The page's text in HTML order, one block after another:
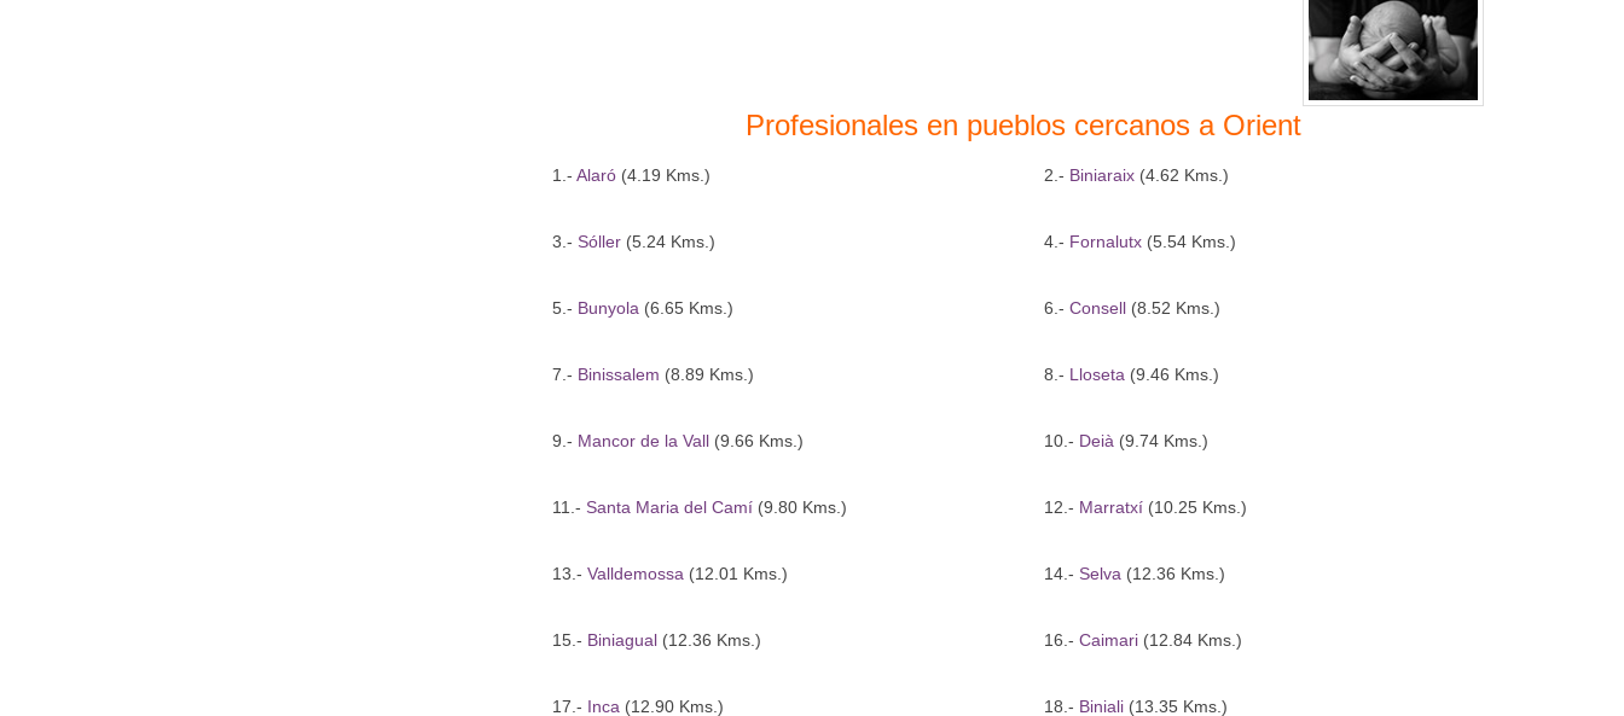
Profesionales en pueblos cercanos a Orient
1.- Alaró(4.19 Kms.) 2.- Biniaraix (4.62 Kms.)
3.- Sóller(5.24 Kms.) 4.- Fornalutx (5.54 Kms.)
5.- Bunyola (6.65 Kms.) 6.-Consell (8.52 Kms.)
7.- Binissalem (8.89 Kms.) 8.- Lloseta (9.46 Kms.)
9.- Mancor de la Vall(9.66 Kms.) 10.- Deià (9.74 Kms.)
11.- Santa Maria del Camí(9.80 Kms.) 12.- Marratxí (10.25 Kms.)
13.- Valldemossa (12.01 Kms.) 14.- Selva (12.36 Kms.)
15.- Biniagual(12.36 Kms.) 16.-Caimari (12.84 Kms.)
17.- Inca (12.90 Kms.) 18.- Biniali (13.35 Kms.)